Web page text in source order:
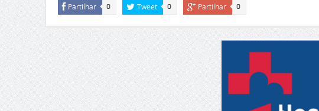
Partilhar 0 Tweet 0 Partilhar 0